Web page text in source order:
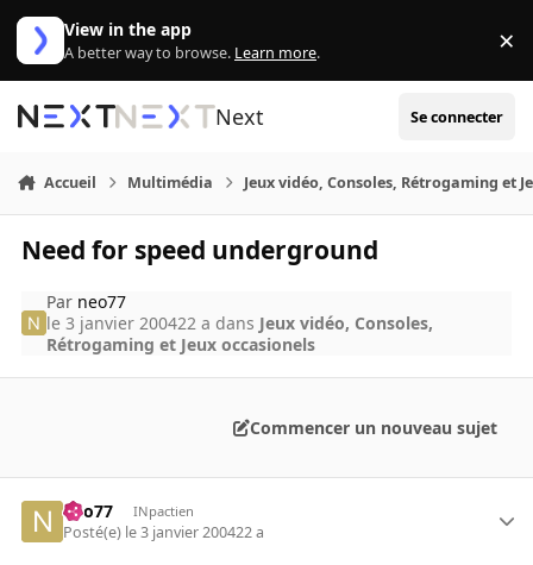
Aller au contenu
View in the app
A better way to browse. Learn more. ×
Next Se connecter
Accueil Multimédia Jeux vidéo, Consoles, Rétrogaming et
Need for speed underground
Par neo77
le 3 janvier 200422 a dans Jeux vidéo, Consoles,
Rétrogaming et Jeux occasionels
Commencer un nouveau sujet
neo77 INpactien
Posté(e) le 3 janvier 200422 a